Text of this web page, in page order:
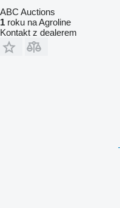
ABC Auctions
1 roku na Agroline
Kontakt z dealerem